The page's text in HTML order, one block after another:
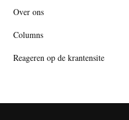
Over ons
Columns
Reageren op de krantensite